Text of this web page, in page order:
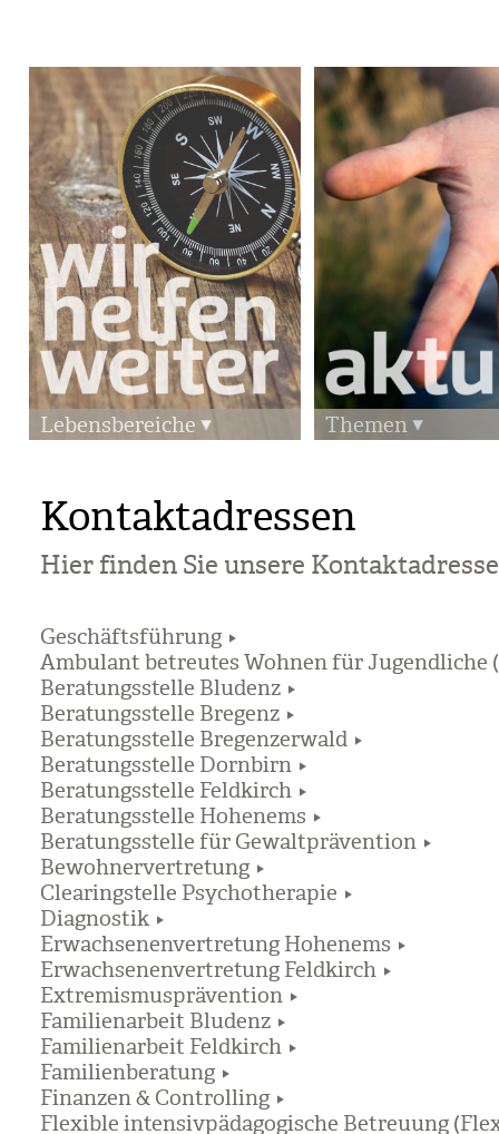
Lebensbereiche Themen
Kontaktadressen
Hier fin­den Sie unsere
Geschäftsführung
Ambulant betreutes Wohnen für Jugendliche
Beratungsstelle Bludenz
Beratungsstelle Bregenz
Beratungsstelle Bregenzerwald
Beratungsstelle Dornbirn
Beratungsstelle Feldkirch
Beratungsstelle Hohenems
Beratungsstelle für Gewaltprävention
Bewohnervertretung
Clearingstelle Psychotherapie
Diagnostik
Erwachsenenvertretung Hohenems
Erwachsenenvertretung Feldkirch
Extremismusprävention
Familienarbeit Bludenz
Familienarbeit Feldkirch
Familienberatung
Finanzen & Controlling
Flexible intensivpädagogische Betreuung